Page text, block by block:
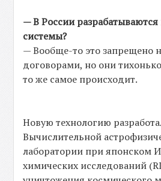
— В России
системы?
— Вообще-то это запрещено
договорами, но они
то же самое происходит.
Новую технологию
Вычислительной
лаборатории при японском
химических исследований